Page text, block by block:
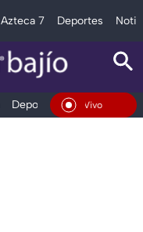
Azteca 7 Deportes
Deportes Espectáculos
En Vivo